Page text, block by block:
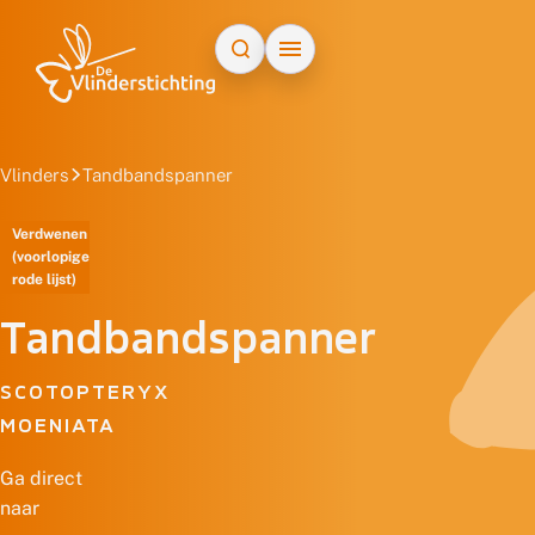
Vlinders Tandbandspanner
Verdwenen
(voorlopige
rode lijst)
Tandbandspanner
SCOTOPTERYX
MOENIATA
Ga direct
naar